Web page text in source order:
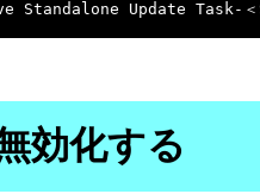
効化する